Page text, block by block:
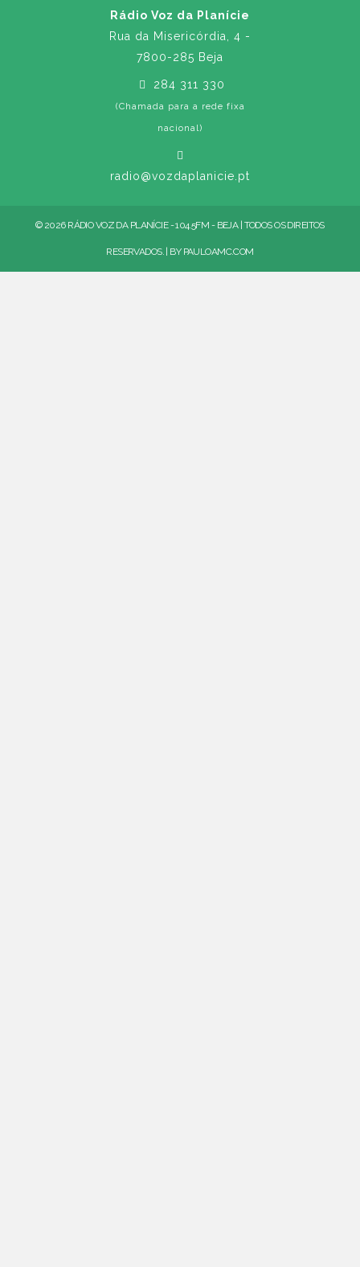
Rádio Voz da Planície
Rua da Misericórdia, 4 -
7800-285 Beja
284 311 330
(Chamada para a rede fixa
nacional)
radio@vozdaplanicie.pt
© 2026 RÁDIO VOZ DA PLANÍCIE - 104.5FM - BEJA | TODOS OS DIREITOS
RESERVADOS. | BY PAULOAMC.COM